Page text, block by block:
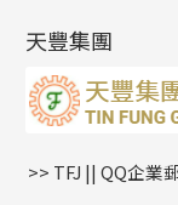
雙十字鏈系列
水波鏈系列
蛇骨鏈系列
鏈尾系列
嘴唇鏈系列
耳環扣系列
耳綫/耳鈎
耳環爪頭
耳環
字母吊墜
相盒吊墜
項鏈吊墜
生肖吊墜
星座吊墜
天豐集團
>> TFJ || QQ企業